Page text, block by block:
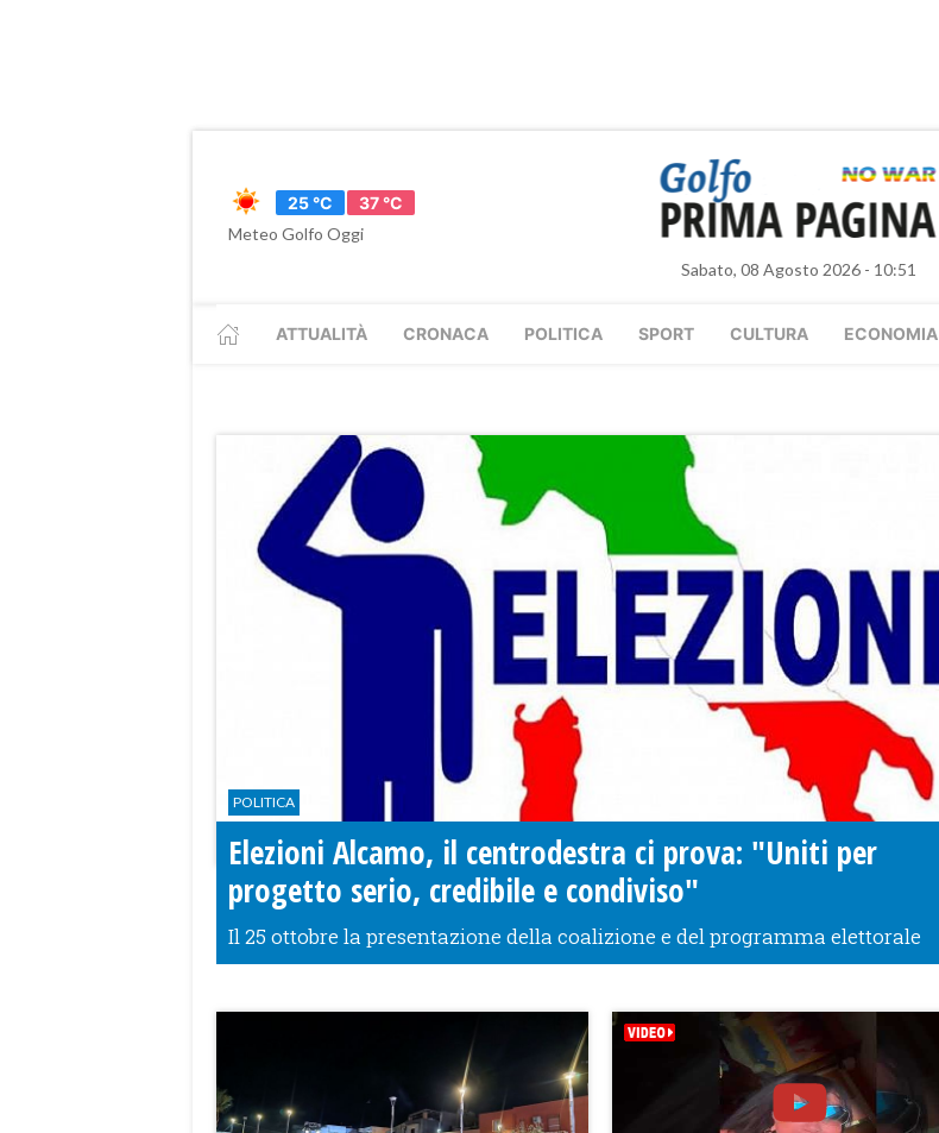
25 °C
37 °C
Meteo Golfo Oggi
Sabato, 08 Agosto 2026 - 10:51
ATTUALITÀ CRONACA POLITICA SPORT CULTURA ECONOMIA
POLITICA
Elezioni Alcamo, il centrodestra ci prova: "Uniti per
progetto serio, credibile e condiviso"
Il 25 ottobre la presentazione della coalizione e del programma elettorale